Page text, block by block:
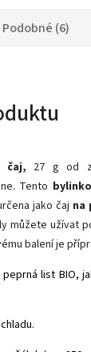
Podobné (6)
čaj, 27 g od
Tento
jako čaj na
můžete užívat
balení je
list BIO,